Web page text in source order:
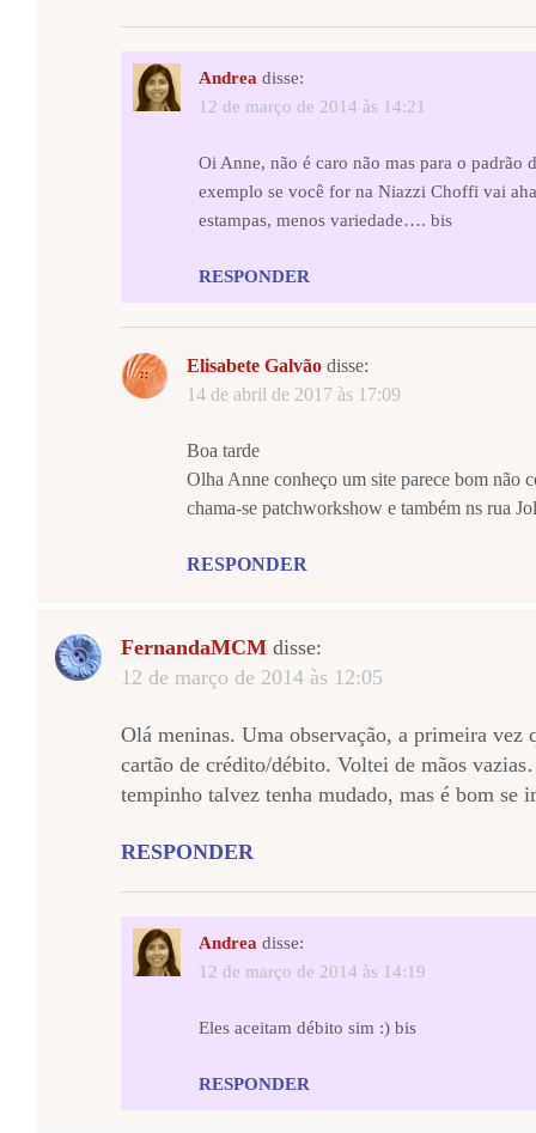
Andrea disse:
12 de março de 2014 às 14:21
Oi Anne, não é caro não mas para o padrão
exemplo se você for na Niazzi Choffi vai
estampas, menos variedade…. bis
RESPONDER
Elisabete Galvão disse:
14 de abril de 2017 às 17:09
Boa tarde
Olha Anne conheço um site parece bom não
chama-se patchworkshow e também ns rua
RESPONDER
FernandaMCM disse:
12 de março de 2014 às 12:05
Olá meninas. Uma observação, a primeira vez
cartão de crédito/débito. Voltei de mãos
tempinho talvez tenha mudado, mas é bom se
RESPONDER
Andrea disse:
12 de março de 2014 às 14:19
Eles aceitam débito sim :) bis
RESPONDER